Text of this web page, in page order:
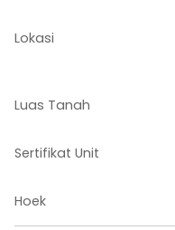
Lokasi
Luas Tanah
Sertifikat Unit
Hoek